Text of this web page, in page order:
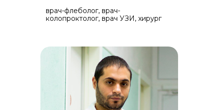
врач-флеболог, врач-
колопроктолог, врач УЗИ, хирург